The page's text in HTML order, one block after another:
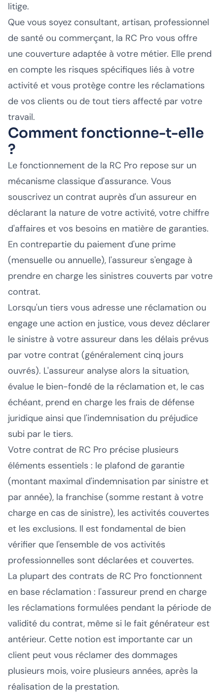
litige.
Que vous soyez consultant, artisan, professionnel
de santé ou commerçant, la RC Pro vous offre
une couverture adaptée à votre métier. Elle prend
en compte les risques spécifiques liés à votre
activité et vous protège contre les réclamations
de vos clients ou de tout tiers affecté par votre
travail.
Comment fonctionne-t-elle
?
Le fonctionnement de la RC Pro repose sur un
mécanisme classique d'assurance. Vous
souscrivez un contrat auprès d'un assureur en
déclarant la nature de votre activité, votre chiffre
d'affaires et vos besoins en matière de garanties.
En contrepartie du paiement d'une prime
(mensuelle ou annuelle), l'assureur s'engage à
prendre en charge les sinistres couverts par votre
contrat.
Lorsqu'un tiers vous adresse une réclamation ou
engage une action en justice, vous devez déclarer
le sinistre à votre assureur dans les délais prévus
par votre contrat (généralement cinq jours
ouvrés). L'assureur analyse alors la situation,
évalue le bien-fondé de la réclamation et, le cas
échéant, prend en charge les frais de défense
juridique ainsi que l'indemnisation du préjudice
subi par le tiers.
Votre contrat de RC Pro précise plusieurs
éléments essentiels : le plafond de garantie
(montant maximal d'indemnisation par sinistre et
par année), la franchise (somme restant à votre
charge en cas de sinistre), les activités couvertes
et les exclusions. Il est fondamental de bien
vérifier que l'ensemble de vos activités
professionnelles sont déclarées et couvertes.
La plupart des contrats de RC Pro fonctionnent
en base réclamation : l'assureur prend en charge
les réclamations formulées pendant la période de
validité du contrat, même si le fait générateur est
antérieur. Cette notion est importante car un
client peut vous réclamer des dommages
plusieurs mois, voire plusieurs années, après la
réalisation de la prestation.